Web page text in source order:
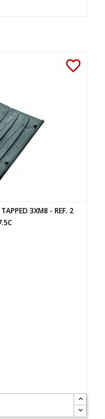
TAPPED 3XM8 - REF. 2
favorite_border